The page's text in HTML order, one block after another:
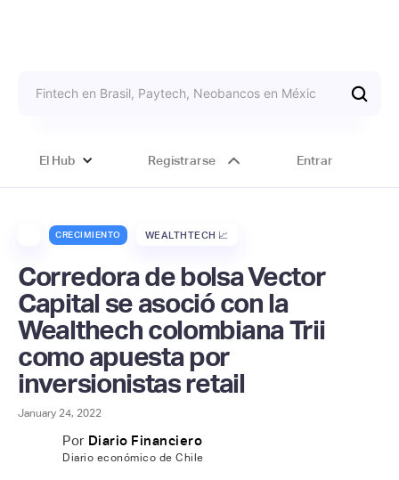
El Hub Registrarse Entrar
CRECIMIENTO WEALTHTECH 📈
Corredora de bolsa Vector
Capital se asoció con la
Wealthech colombiana Trii
como apuesta por
inversionistas retail
January 24, 2022
Por Diario Financiero
Diario económico de Chile